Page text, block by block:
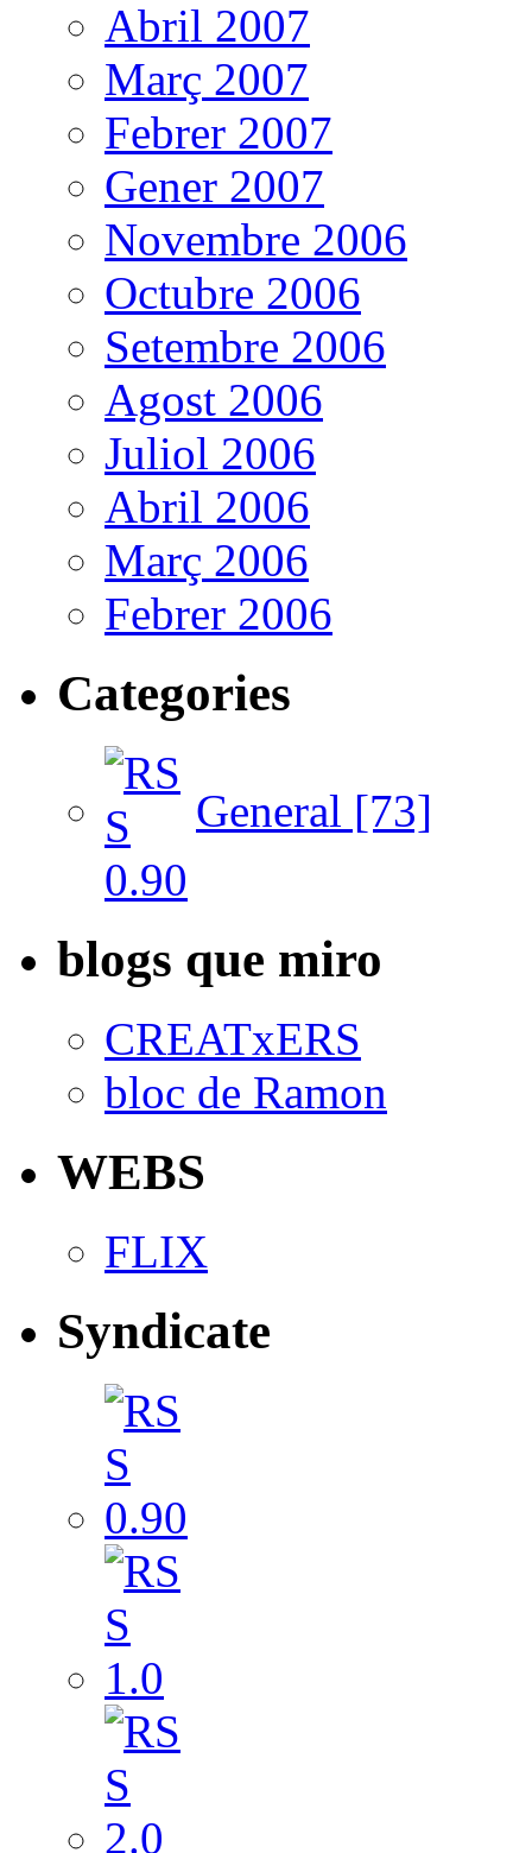
Abril 2007
Març 2007
Febrer 2007
Gener 2007
Novembre 2006
Octubre 2006
Setembre 2006
Agost 2006
Juliol 2006
Abril 2006
Març 2006
Febrer 2006
Categories
General [73]
blogs que miro
CREATxERS
bloc de Ramon
WEBS
FLIX
Syndicate